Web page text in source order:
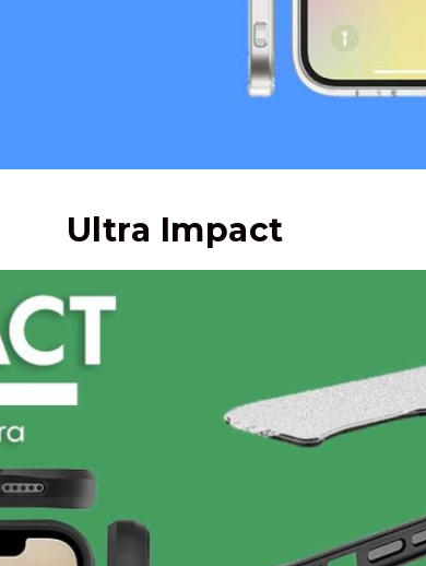
Ultra Impact